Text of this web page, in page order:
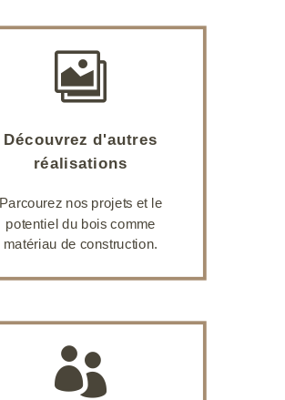

Découvrez d'autres
réalisations
Parcourez nos projets et le
potentiel du bois comme
matériau de construction.
